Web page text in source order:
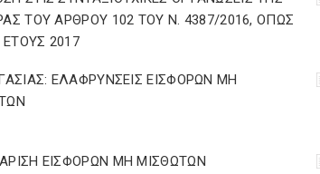
ΤΟΥ ΑΡΘΡΟΥ 102 ΤΟΥ Ν. 4387/2016, ΟΠΩΣ
ΕΤΟΥΣ 2017
ΕΛΑΦΡΥΝΣΕΙΣ ΕΙΣΦΟΡΩΝ ΜΗ
ΕΙΣΦΟΡΩΝ ΜΗ ΜΙΣΘΩΤΩΝ